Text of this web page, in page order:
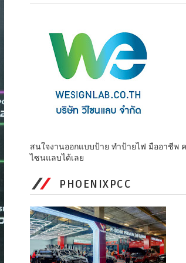
สนใจงานออกแบบป้าย ทำป้ายไฟ มืออาชีพ
ไซนแลบได้เลย
PHOENIXPCC